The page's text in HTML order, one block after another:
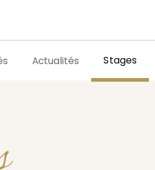
Actualités Stages